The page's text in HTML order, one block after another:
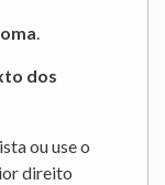
dos
ou use o
direito